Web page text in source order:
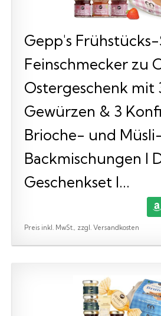
Gepp's
Feinschmecker zu
Ostergeschenk mit
Gewürzen & 3
Brioche- und
Backmischungen I
Geschenkset I...
Preis inkl. MwSt., zzgl. Versandkosten